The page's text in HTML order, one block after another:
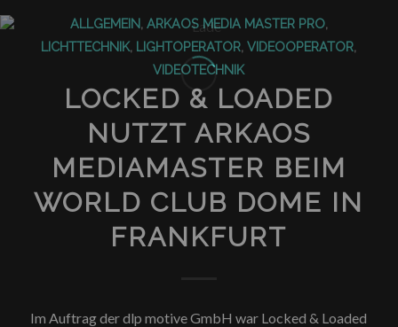
ALLGEMEIN, ARKAOS MEDIA MASTER PRO,
LICHTTECHNIK, LIGHTOPERATOR,VIDEOOPERATOR,
VIDEOTECHNIK
LOCKED & LOADED
NUTZT ARKAOS
MEDIAMASTER BEIM
WORLD CLUB DOME IN
FRANKFURT
Im Auftrag der dlp motive GmbH war Locked & Loaded